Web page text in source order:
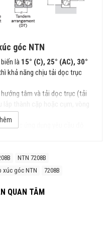
góc NTN
là 15° (C), 25° (AC), 30°
khả năng chịu tải dọc trục
hướng tâm và tải dọc trục (tải
cho các ứng dụng yêu cầu độ
lắp thành bộ đôi (DB -
DT - nối tiếp).
sát, tăng tuổi thọ.
NTN
(Single Row Angular
NTN 7208B
xúc góc NTN 7208B
QUAN TÂM